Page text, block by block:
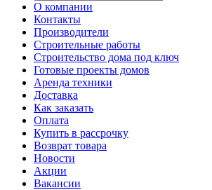
О компании
Контакты
Производители
Строительные работы
Строительство дома под ключ
Готовые проекты домов
Аренда техники
Доставка
Как заказать
Оплата
Купить в рассрочку
Возврат товара
Новости
Акции
Вакансии